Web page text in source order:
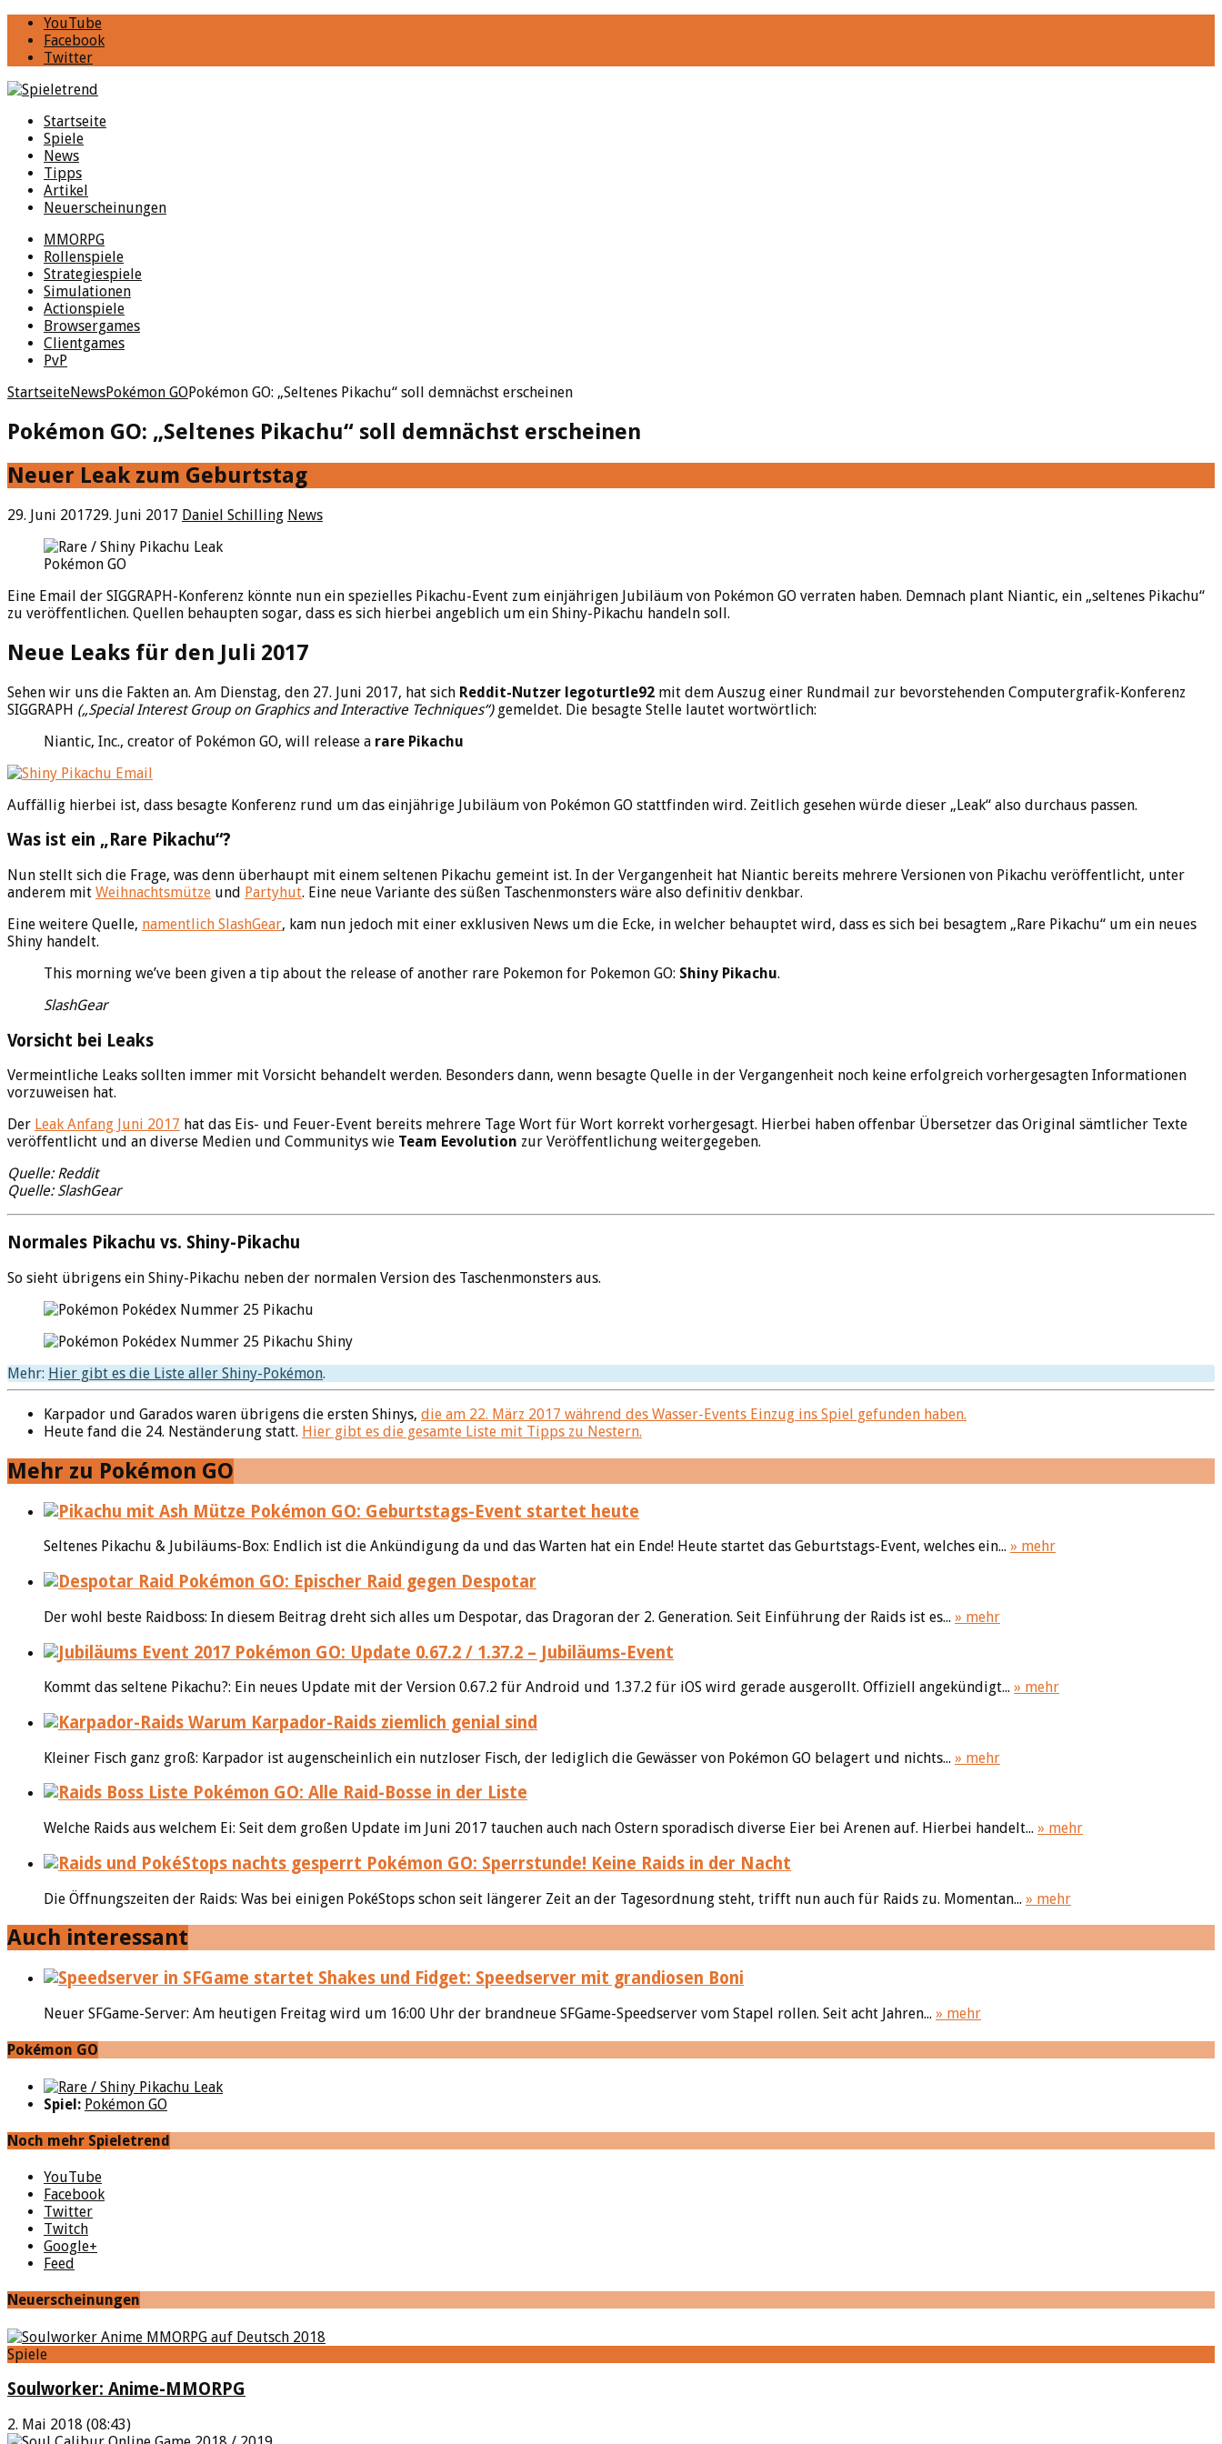
YouTube
Facebook
Twitter
Startseite
Spiele
News
Tipps
Artikel
Neuerscheinungen
MMORPG
Rollenspiele
Strategiespiele
Simulationen
Actionspiele
Browsergames
Clientgames
PvP
StartseiteNewsPokémon GOPokémon GO: „Seltenes Pikachu“ soll demnächst erscheinen
Pokémon GO: „Seltenes Pikachu“ soll demnächst erscheinen
Neuer Leak zum Geburtstag
29. Juni 201729. Juni 2017 Daniel Schilling News
Pokémon GO
Eine Email der SIGGRAPH-Konferenz könnte nun ein spezielles Pikachu-Event zum einjährigen Jubiläum von Pokémon GO verraten haben. Demnach plant Niantic, ein „seltenes Pikachu“
zu veröffentlichen. Quellen behaupten sogar, dass es sich hierbei angeblich um ein Shiny-Pikachu handeln soll.
Neue Leaks für den Juli 2017
Sehen wir uns die Fakten an. Am Dienstag, den 27. Juni 2017, hat sich Reddit-Nutzer legoturtle92 mit dem Auszug einer Rundmail zur bevorstehenden Computergrafik-Konferenz
SIGGRAPH („Special Interest Group on Graphics and Interactive Techniques“)gemeldet. Die besagte Stelle lautet wortwörtlich:
Niantic, Inc., creator of Pokémon GO, will release a rare Pikachu
Auffällig hierbei ist, dass besagte Konferenz rund um das einjährige Jubiläum von Pokémon GO stattfinden wird. Zeitlich gesehen würde dieser „Leak“ also durchaus passen.
Was ist ein „Rare Pikachu“?
Nun stellt sich die Frage, was denn überhaupt mit einem seltenen Pikachu gemeint ist. In der Vergangenheit hat Niantic bereits mehrere Versionen von Pikachu veröffentlicht, unter
anderem mit Weihnachtsmütze und Partyhut. Eine neue Variante des süßen Taschenmonsters wäre also definitiv denkbar.
Eine weitere Quelle, namentlich SlashGear, kam nun jedoch mit einer exklusiven News um die Ecke, in welcher behauptet wird, dass es sich bei besagtem „Rare Pikachu“ um ein neues
Shiny handelt.
This morning we’ve been given a tip about the release of another rare Pokemon for Pokemon GO: Shiny Pikachu.
SlashGear
Vorsicht bei Leaks
Vermeintliche Leaks sollten immer mit Vorsicht behandelt werden. Besonders dann, wenn besagte Quelle in der Vergangenheit noch keine erfolgreich vorhergesagten Informationen
vorzuweisen hat.
Der Leak Anfang Juni 2017 hat das Eis- und Feuer-Event bereits mehrere Tage Wort für Wort korrekt vorhergesagt. Hierbei haben offenbar Übersetzer das Original sämtlicher Texte
veröffentlicht und an diverse Medien und Communitys wie Team Eevolution zur Veröffentlichung weitergegeben.
Quelle: Reddit
Quelle: SlashGear
Normales Pikachu vs. Shiny-Pikachu
So sieht übrigens ein Shiny-Pikachu neben der normalen Version des Taschenmonsters aus.
Mehr: Hier gibt es die Liste aller Shiny-Pokémon.
Karpador und Garados waren übrigens die ersten Shinys, die am 22. März 2017 während des Wasser-Events Einzug ins Spiel gefunden haben.
Heute fand die 24. Neständerung statt. Hier gibt es die gesamte Liste mit Tipps zu Nestern.
Mehr zu Pokémon GO
Pokémon GO: Geburtstags-Event startet heute
Seltenes Pikachu & Jubiläums-Box: Endlich ist die Ankündigung da und das Warten hat ein Ende! Heute startet das Geburtstags-Event, welches ein... » mehr
Pokémon GO: Epischer Raid gegen Despotar
Der wohl beste Raidboss: In diesem Beitrag dreht sich alles um Despotar, das Dragoran der 2. Generation. Seit Einführung der Raids ist es... » mehr
Pokémon GO: Update 0.67.2 / 1.37.2 – Jubiläums-Event
Kommt das seltene Pikachu?: Ein neues Update mit der Version 0.67.2 für Android und 1.37.2 für iOS wird gerade ausgerollt. Offiziell angekündigt... » mehr
Warum Karpador-Raids ziemlich genial sind
Kleiner Fisch ganz groß: Karpador ist augenscheinlich ein nutzloser Fisch, der lediglich die Gewässer von Pokémon GO belagert und nichts... » mehr
Pokémon GO: Alle Raid-Bosse in der Liste
Welche Raids aus welchem Ei: Seit dem großen Update im Juni 2017 tauchen auch nach Ostern sporadisch diverse Eier bei Arenen auf. Hierbei handelt... » mehr
Pokémon GO: Sperrstunde! Keine Raids in der Nacht
Die Öffnungszeiten der Raids: Was bei einigen PokéStops schon seit längerer Zeit an der Tagesordnung steht, trifft nun auch für Raids zu. Momentan... » mehr
Auch interessant
Shakes und Fidget: Speedserver mit grandiosen Boni
Neuer SFGame-Server: Am heutigen Freitag wird um 16:00 Uhr der brandneue SFGame-Speedserver vom Stapel rollen. Seit acht Jahren... » mehr
Pokémon GO
Spiel: Pokémon GO
Noch mehr Spieletrend
YouTube
Facebook
Twitter
Twitch
Google+
Feed
Neuerscheinungen
Spiele
Soulworker: Anime-MMORPG
2. Mai 2018 (08:43)